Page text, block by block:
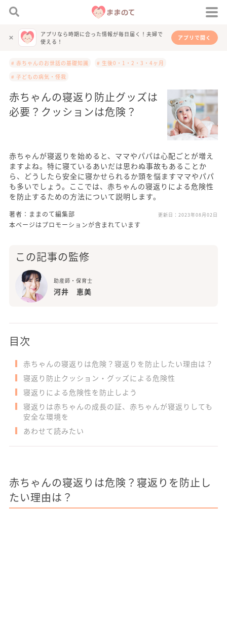
アプリなら時期に合った情報が毎日届く！夫婦で
使える！
アプリで開く
# 赤ちゃんのお世話の基礎知識
# 生後0・1・2・3・4ヶ月
# 子どもの病気・怪我
赤ちゃんの寝返り防止グッズは
必要？クッションは危険？
赤ちゃんが寝返りを始めると、ママやパパは心配ごとが増え
ますよね。特に寝ているあいだは思わぬ事故もあることか
ら、どうしたら安全に寝かせられるか頭を悩ますママやパパ
も多いでしょう。ここでは、赤ちゃんの寝返りによる危険性
を防止するための方法について説明します。
著者：ままのて編集部 更新日： 2023年08月02日
本ページはプロモーションが含まれています
この記事の監修
助産師・保育士
河井 恵美
目次
赤ちゃんの寝返りは危険？寝返りを防止したい理由は？
寝返り防止クッション・グッズによる危険性
寝返りによる危険性を防止しよう
寝返りは赤ちゃんの成長の証、赤ちゃんが寝返りしても
安全な環境を
あわせて読みたい
赤ちゃんの寝返りは危険？寝返りを防止し
たい理由は？